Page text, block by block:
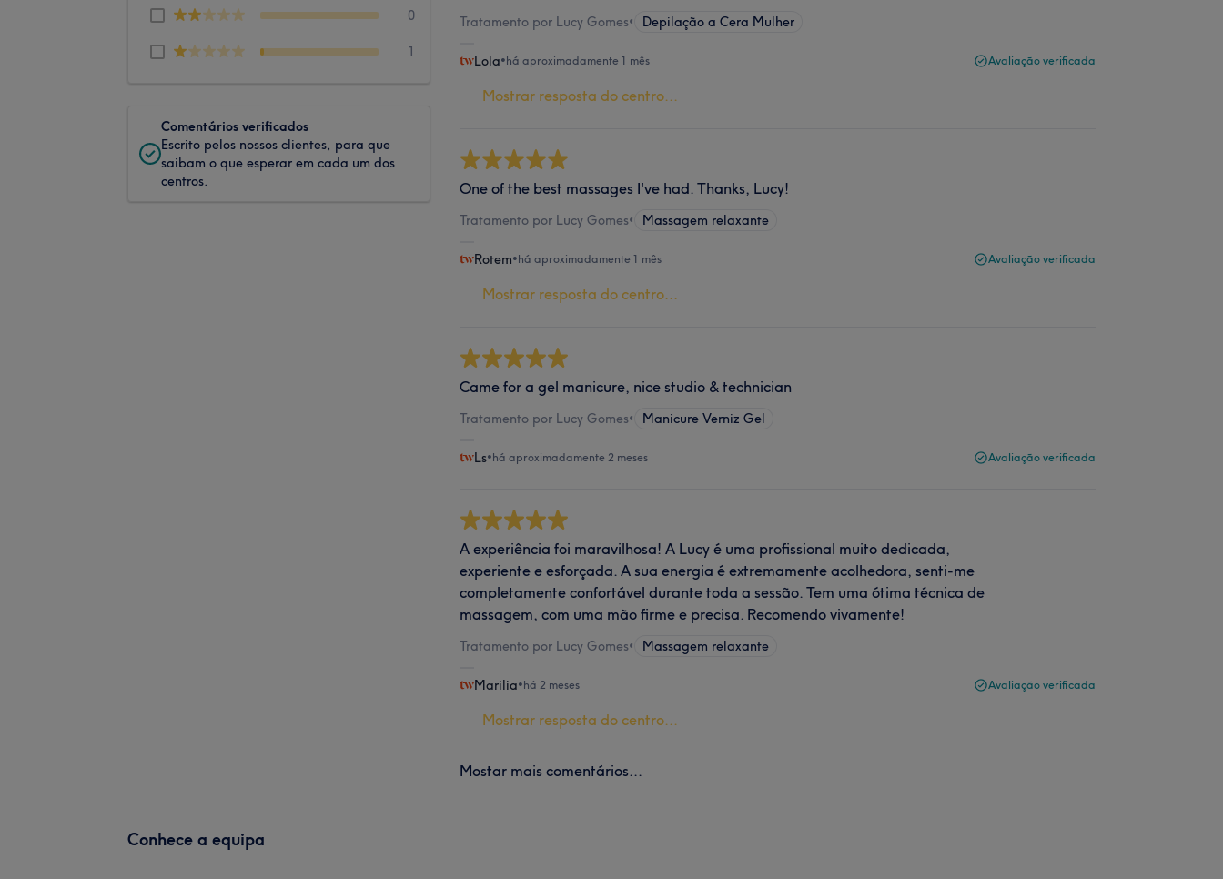
0
1
Comentários verificados
Escrito pelos nossos clientes, para que
saibam o que esperar em cada um dos
centros.
Tratamento por Lucy Gomes• Depilação a Cera Mulher
Lola•há aproximadamente 1 mês Avaliação verificada
Mostrar resposta do centro...
One of the best massages I've had. Thanks, Lucy!
Tratamento por Lucy Gomes• Massagem relaxante
Rotem•há aproximadamente 1 mês Avaliação verificada
Mostrar resposta do centro...
Came for a gel manicure, nice studio & technician
Tratamento por Lucy Gomes• Manicure Verniz Gel
Ls•há aproximadamente 2 meses Avaliação verificada
A experiência foi maravilhosa! A Lucy é uma profissional muito dedicada,
experiente e esforçada. A sua energia é extremamente acolhedora, senti-me
completamente confortável durante toda a sessão. Tem uma ótima técnica de
massagem, com uma mão firme e precisa. Recomendo vivamente!
Tratamento por Lucy Gomes• Massagem relaxante
Marilia•há 2 meses Avaliação verificada
Mostrar resposta do centro...
Mostar mais comentários...
Conhece a equipa